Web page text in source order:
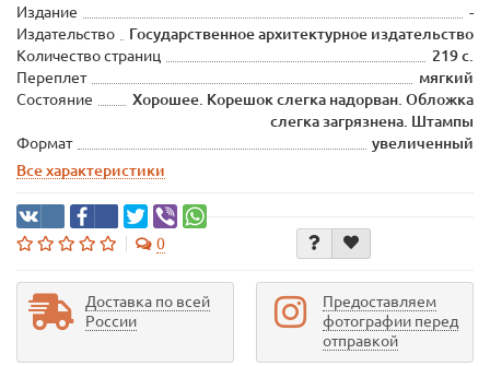
Издание
-
Издательство
Государственное архитектурное издательство
Количество страниц
219 с.
Переплет
мягкий
Состояние
Хорошее. Корешок слегка надорван. Обложка
слегка загрязнена. Штампы
Формат
увеличенный
Все характеристики
0
Доставка по всей
России
Предоставляем
фотографии перед
отправкой